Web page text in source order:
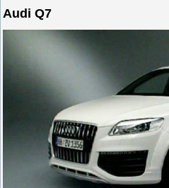
Audi Q7